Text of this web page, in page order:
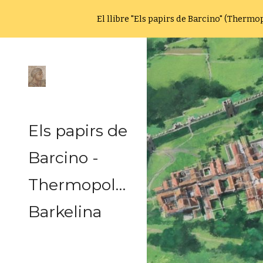
El llibre "Els papirs de Barcino"
Els papirs de
Barcino -
Thermopolium
Barkelina